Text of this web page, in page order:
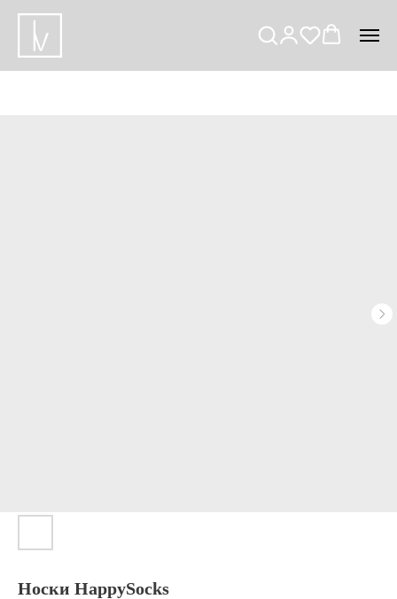
Носки HappySocks